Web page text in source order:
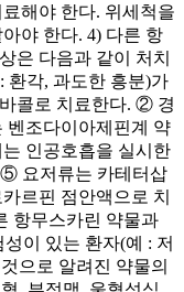
해야 한다. 위세척을
야 한다. 4) 다른 항
은 다음과 같이 처치
환각, 과도한 흥분)가
콜로 치료한다. ② 경
벤조다이아제핀계 약
인공호흡을 실시한
요저류는 카테터삽
르핀 점안액으로 치
항무스카린 약물과
이 있는 환자(예 : 저
으로 알려진 약물의